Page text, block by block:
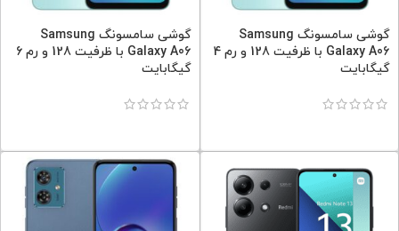
گوشی سامسونگ Samsung
Galaxy A06 با ظرفیت 128 و رم 4
گیگابایت
گوشی سامسونگ Samsung
Galaxy A06 با ظرفیت 128 و رم 6
گیگابایت